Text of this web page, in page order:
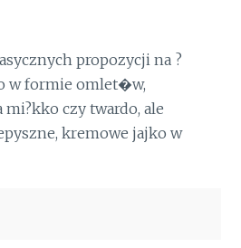
propozycji na ?
w formie omlet�w,
mi?kko czy twardo, ale
kremowe jajko w